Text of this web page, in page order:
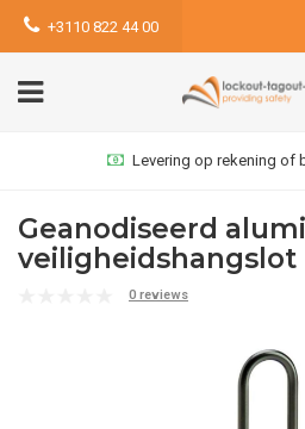
+3110 822 44 00
Levering op rekening of
Geanodiseerd
veiligheidshangslot
0 reviews